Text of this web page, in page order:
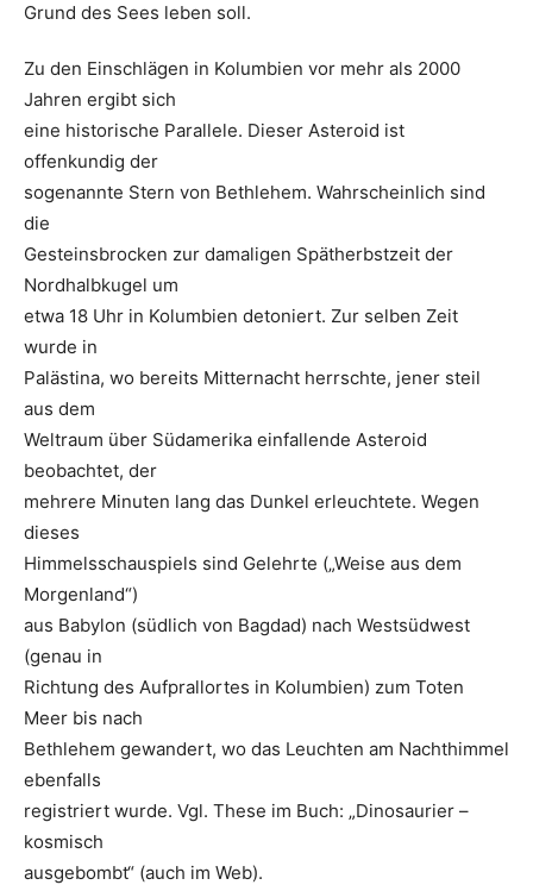
Grund des Sees leben soll.
Zu den Einschlägen in Kolumbien vor mehr als 2000
Jahren ergibt sich
eine historische Parallele. Dieser Asteroid ist
offenkundig der
sogenannte Stern von Bethlehem. Wahrscheinlich sind
die
Gesteinsbrocken zur damaligen Spätherbstzeit der
Nordhalbkugel um
etwa 18 Uhr in Kolumbien detoniert. Zur selben Zeit
wurde in
Palästina, wo bereits Mitternacht herrschte, jener steil
aus dem
Weltraum über Südamerika einfallende Asteroid
beobachtet, der
mehrere Minuten lang das Dunkel erleuchtete. Wegen
dieses
Himmelsschauspiels sind Gelehrte („Weise aus dem
Morgenland“)
aus Babylon (südlich von Bagdad) nach Westsüdwest
(genau in
Richtung des Aufprallortes in Kolumbien) zum Toten
Meer bis nach
Bethlehem gewandert, wo das Leuchten am Nachthimmel
ebenfalls
registriert wurde. Vgl. These im Buch: „Dinosaurier –
kosmisch
ausgebombt“ (auch im Web).